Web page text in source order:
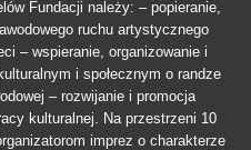
Fundacji należy: – popieranie,
ruchu artystycznego
– wspieranie, organizowanie i
i społecznym o randze
– rozwijanie i promocja
kulturalnej. Na przestrzeni 10
imprez o charakterze